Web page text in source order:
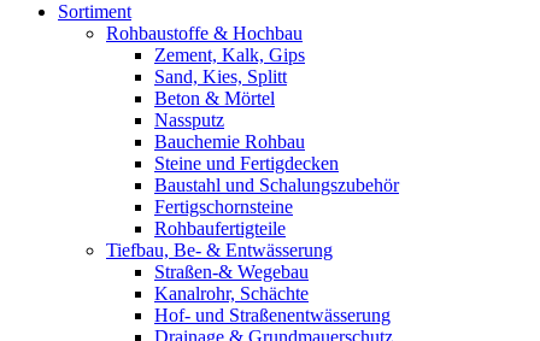
Sortiment
Rohbaustoffe & Hochbau
Zement, Kalk, Gips
Sand, Kies, Splitt
Beton & Mörtel
Nassputz
Bauchemie Rohbau
Steine und Fertigdecken
Baustahl und Schalungszubehör
Fertigschornsteine
Rohbaufertigteile
Tiefbau, Be- & Entwässerung
Straßen-& Wegebau
Kanalrohr, Schächte
Hof- und Straßenentwässerung
Drainage & Grundmauerschutz